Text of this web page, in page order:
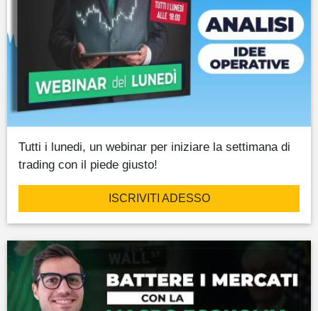
Tutti i lunedi, un webinar per iniziare la settimana di
trading con il piede giusto!
ISCRIVITI ADESSO